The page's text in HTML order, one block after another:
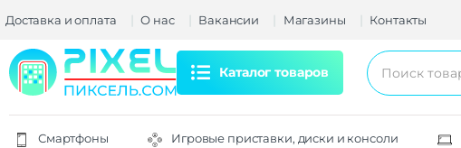
Доставка и оплата О нас Вакансии Магазины Контакты
Каталог товаров
Смартфоны Игровые приставки, диски и консоли